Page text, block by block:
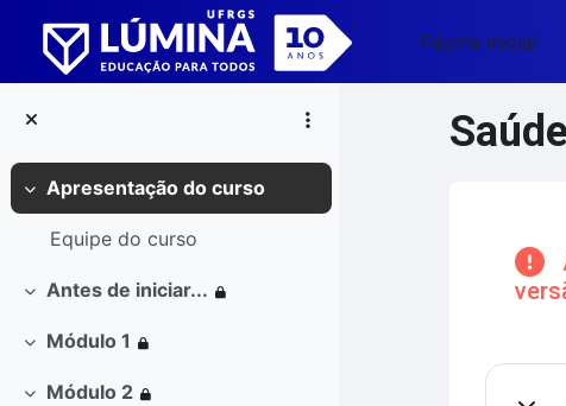
Ir para o conteúdo principal
Página inicial
Contrair
Apresentação do curso
Equipe do curso
Contrair
Antes de iniciar...
Contrair
Módulo 1
Módulo 2